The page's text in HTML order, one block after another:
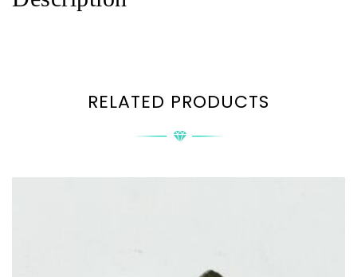
RELATED PRODUCTS